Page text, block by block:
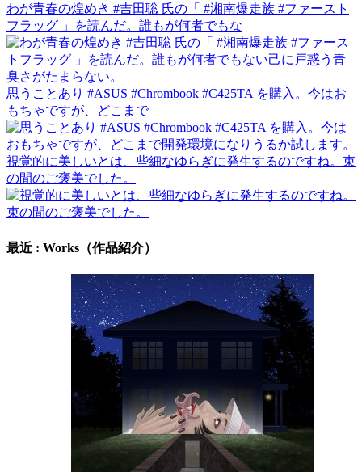
わが青春の煌めき #吉田聡 氏の「 #湘南爆走族 #ファースト
フラッグ 」を読んだ。誰もが何者でもな
思うことあり #ASUS #Chrombook #C425TA を購入。今はお
もちゃですが、どこまで
視覚的に美しいとは、些細なゆらぎに発生するのですね。束
の間のご褒美でした。
最近 : Works（作品紹介）